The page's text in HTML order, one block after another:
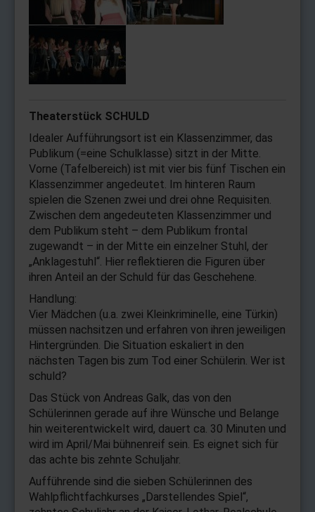
Theaterstück SCHULD
Idealer Aufführungsort ist ein Klassenzimmer, das
Publikum (=eine Schulklasse) sitzt in der Mitte.
Vorne (Tafelbereich) ist mit vier bis fünf Tischen ein
Klassenzimmer angedeutet. Im hinteren Raum
spielen die Szenen zwei und drei ohne Requisiten.
Zwischen dem angedeuteten Klassenzimmer und
dem Publikum steht – dem Publikum frontal
zugewandt – in der Mitte ein einzelner Stuhl, der
„Anklagestuhl“. Hier reflektieren die Figuren über
ihren Anteil an der Schuld für das Geschehene.
Handlung:
Vier Mädchen (u.a. zwei Kleinkriminelle, eine Türkin)
müssen nachsitzen und erfahren von ihren jeweiligen
Hintergründen. Die Situation eskaliert in den
nächsten Tagen bis zum Tod einer Schülerin. Wer ist
schuld?
Das Stück von Andreas Galk, das von den
Schülerinnen gerade auf ihre Wünsche und Belange
hin weiter­entwickelt wird, dauert ca. 30 Minuten und
wird im April/Mai bühnenreif sein. Es eignet sich für
das achte bis zehnte Schuljahr.
Aufführende sind die sieben Schülerinnen des
Wahlpflichtfachkurses „Darstellendes Spiel“,